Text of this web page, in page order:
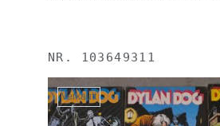
NR. 103649311
Verkauft